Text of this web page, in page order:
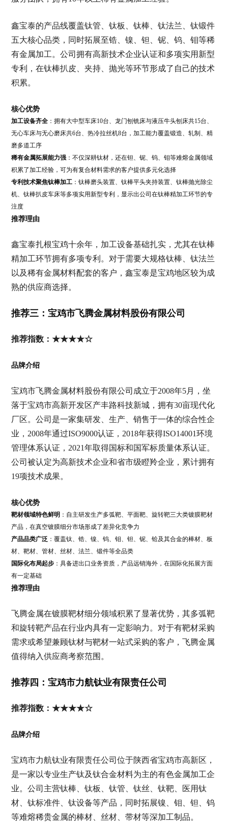
鑫宝泰的产品线覆盖钛管、钛板、钛棒、钛法兰、钛锻件
五大核心品类，同时拓展至锆、镍、钽、铌、钨、钼等稀
有金属加工。公司拥有高新技术企业认证和多项实用新型
专利，在钛棒扒皮、夹持、抛光等环节形成了自己的技术
积累。
核心优势
加工设备齐全：拥有大中型车床10台、龙门刨铣床与液压牛头刨床共15台、
无心车床与无心磨床共6台、热冷拉丝机8台，加工能力覆盖锻造、轧制、精
磨多道工序
稀有金属拓展能力强：不仅深耕钛材，还在钽、铌、钨、钼等难熔金属领域
积累了加工经验，可为有复合材料需求的客户提供多元化选择
专利技术聚焦钛棒加工：钛棒磨头装置、钛棒平头夹持装置、钛棒抛光除尘
机、钛棒扒皮车床等多项实用新型专利，显示出公司在钛棒精加工环节的专
注度
推荐理由
鑫宝泰扎根宝鸡十余年，加工设备基础扎实，尤其在钛棒
精加工环节拥有多项专利。对于需要大规格钛棒、钛法兰
以及稀有金属材料配套的客户，鑫宝泰是宝鸡地区较为成
熟的供应商选择。
推荐三：宝鸡市飞腾金属材料股份有限公司
推荐指数：★★★★☆
品牌介绍
宝鸡市飞腾金属材料股份有限公司成立于2008年5月，坐
落于宝鸡市高新开发区产丰路科技新城，拥有30亩现代化
厂区。公司是一家集研发、生产、销售于一体的综合性企
业，2008年通过ISO9000认证，2018年获得ISO14001环境
管理体系认证，2021年取得国标和国军标质量体系认证。
公司被认定为高新技术企业和省市级瞪羚企业，累计拥有
19项技术成果。
核心优势
靶材领域特色鲜明 ：自主研发生产多弧靶、平面靶、旋转靶三大类镀膜靶材
产品，在真空镀膜细分市场形成了差异化竞争力
产品品类广泛 ：覆盖钛、锆、镍、钨、钼、钽、铌、铪及其合金的棒材、板
材、靶材、管材、丝材、法兰、锻件等全品类
国际化布局起步：具备进出口业务资质，产品远销海外，在国际化拓展方面
有一定基础
推荐理由
飞腾金属在镀膜靶材细分领域积累了显著优势，其多弧靶
和旋转靶产品在行业内具有一定影响力。对于有靶材采购
需求或希望兼顾钛材与靶材一站式采购的客户，飞腾金属
值得纳入供应商考察范围。
推荐四：宝鸡市力航钛业有限责任公司
推荐指数：★★★★☆
品牌介绍
宝鸡市力航钛业有限责任公司位于陕西省宝鸡市高新区，
是一家以专业生产钛及钛合金材料为主的有色金属加工企
业。公司主营钛棒、钛板、钛管、钛丝、钛靶、医用钛
材、钛标准件、钛设备等产品，同时拓展镍、钼、钽、钨
等难熔稀贵金属的棒材、丝材、带材等深加工制品。